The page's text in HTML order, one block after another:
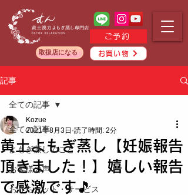
ご予約
お買い物
取扱店になる
記事
全ての記事
よもぎ蒸しのこと
お客様の声
おうちセット・サービス
全ての記事
黄土よもぎ蒸し【妊娠報告
頂きました！】嬉しい報告
で感激です🎵
Kozue
2021年8月3日 読了時間: 2分